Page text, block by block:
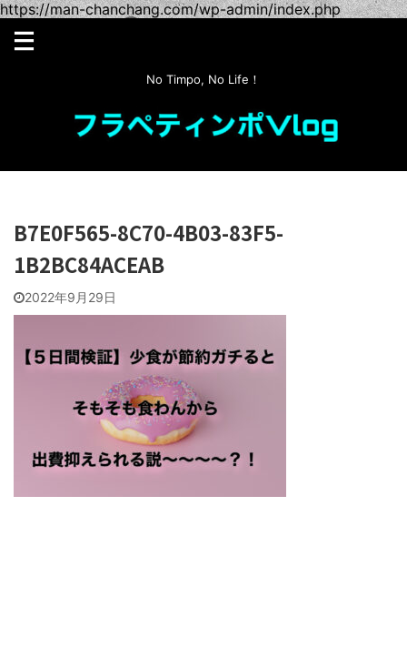
https://man-chanchang.com/wp-admin/index.php
No Timpo, No Life！
B7E0F565-8C70-4B03-83F5-
1B2BC84ACEAB
2022年9月29日